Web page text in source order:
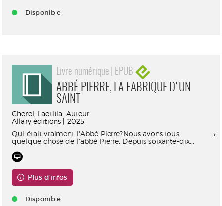
Disponible
Livre numérique | EPUB
ABBÉ PIERRE, LA FABRIQUE D'UN
SAINT
Cherel, Laetitia. Auteur
Allary éditions | 2025
Qui était vraiment l'Abbé Pierre?Nous avons tous
quelque chose de l'abbé Pierre. Depuis soixante-dix...
Plus d'infos
Disponible